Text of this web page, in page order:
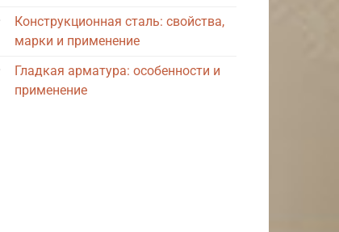
Конструкционная сталь: свойства,
марки и применение
Гладкая арматура: особенности и
применение